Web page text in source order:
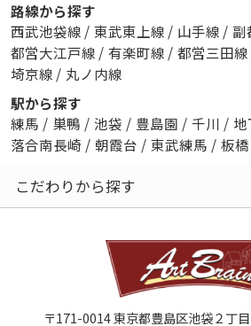
路線から探す
西武池袋線 / 東武東上線 / 山手線 / 副
都営大江戸線 / 有楽町線 / 都営三田線
埼京線 / 丸ノ内線
駅から探す
練馬 / 巣鴨 / 池袋 / 豊島園 / 千川 /
落合南長崎 / 朝霞台 / 東武練馬 / 板橋
こだわりから探す
〒171-0014 東京都豊島区池袋２丁